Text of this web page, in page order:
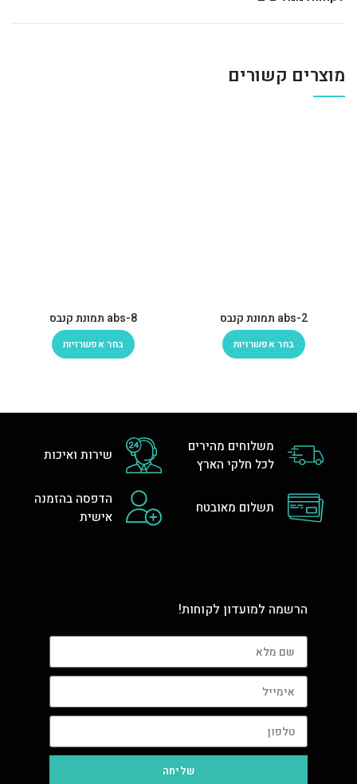
מוצרים קשורים
abs-2 תמונת קנבס
בחר אפשרויות
abs-8 תמונת קנבס
בחר אפשרויות
משלוחים מהירים
לכל חלקי הארץ
שירות ואיכות
תשלום מאובטח
הדפסה בהזמנה
אישית
הרשמה למועדון לקוחות!
שליחה